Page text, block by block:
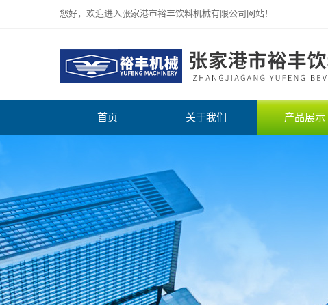
您好，欢迎进入张家港市裕丰饮料机械有限公司网站！
首页 关于我们 产品展示